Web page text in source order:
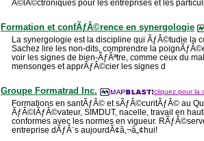
Ã©lÃ©ctroniques pour les entreprises et les
Formation et confÃƒÂ©rence en synergologie
La synergologie est la discipline qui ÃƒÂ©tudie la
Sachez lire les non-dits, comprendre la
voir les signes de bien-ÃƒÂªtre, comme ceux du
mensonges et apprÃƒÂ©cier les signes d
Groupe Formatrad Inc. cliquez pour la
Formations en santÃƒÂ© et sÃƒÂ©curitÃƒÂ© au
ÃƒÂ©lÃƒÂ©vateur, SIMDUT, nacelle, travail en
conformes avec les normes en vigueur.
entreprise dÃƒÂ¨s aujourdÃ¢â‚¬â„¢hui!